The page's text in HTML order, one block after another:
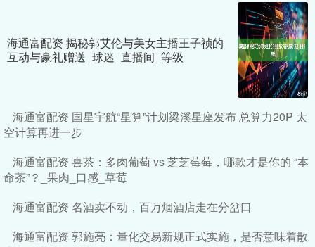
海通富配资 揭秘郭艾伦与美女主播王子祯的
互动与豪礼赠送_球迷_直播间_等级
海通富配资 国星宇航“星算”计划梁溪星座发布 总算力20P 太
空计算再进一步
海通富配资 喜茶：多肉葡萄 vs 芝芝莓莓，哪款才是你的 “本
命茶”？_果肉_口感_草莓
海通富配资 名酒卖不动，百万烟酒店走在分岔口
海通富配资 郭施亮：量化交易新规正式实施，是否意味着散